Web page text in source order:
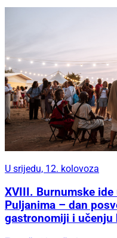
U srijedu, 12. kolovoza
XVIII. Burnumske ide
Puljanima – dan
gastronomiji i učenju